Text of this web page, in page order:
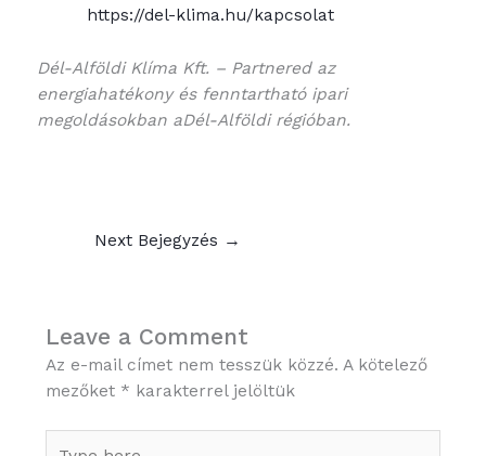
https://del-klima.hu/kapcsolat
Dél-Alföldi Klíma Kft. – Partnered az
energiahatékony és fenntartható ipari
megoldásokban aDél-Alföldi régióban.
Next Bejegyzés →
Leave a Comment
Az e-mail címet nem tesszük közzé. A kötelező
mezőket * karakterrel jelöltük